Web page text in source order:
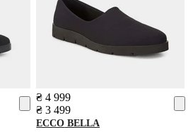
₴ 4 999
₴ 3 499
ECCO BELLA